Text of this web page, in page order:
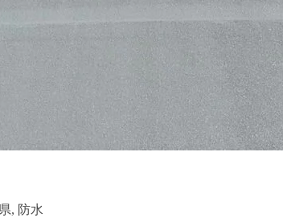
, 防水